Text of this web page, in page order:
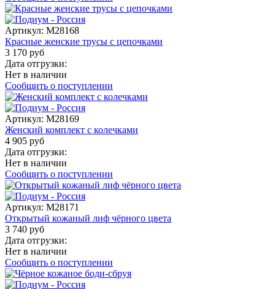
Артикул: M28168
Красные женские трусы с цепочками
3 170 руб
Дата отгрузки:
Нет в наличии
Сообщить о поступлении
Артикул: M28169
Женский комплект с колечками
4 905 руб
Дата отгрузки:
Нет в наличии
Сообщить о поступлении
Артикул: M28171
Открытый кожаный лиф чёрного цвета
3 740 руб
Дата отгрузки:
Нет в наличии
Сообщить о поступлении